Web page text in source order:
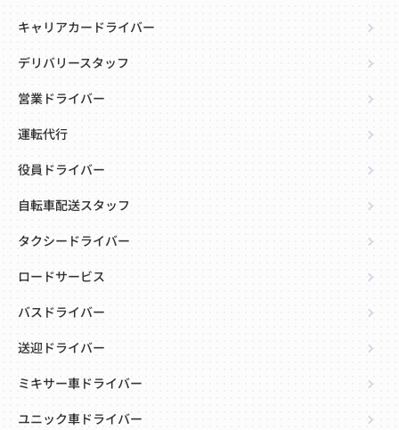
キャリアカードライバー
デリバリースタッフ
営業ドライバー
運転代行
役員ドライバー
自転車配送スタッフ
タクシードライバー
ロードサービス
バスドライバー
送迎ドライバー
ミキサー車ドライバー
ユニック車ドライバー